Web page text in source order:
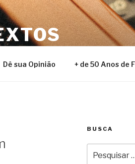
Dê sua Opinião + de 50 Anos de
BUSCA
por: